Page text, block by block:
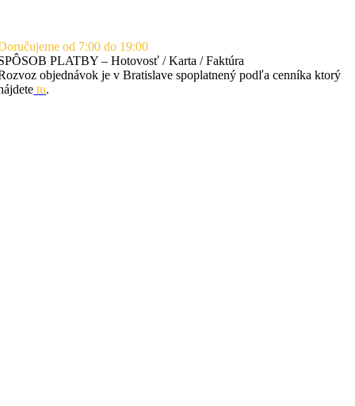
od 7:00 do 19:00
PLATBY – Hotovosť / Karta / Faktúra
objednávok je v Bratislave spoplatnený podľa cenníka ktorý
tu.